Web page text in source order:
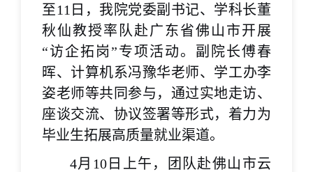
至11日，我院党委副书记、学科长董
秋仙教授率队赴广东省佛山市开展
“访企拓岗”专项活动。副院长傅春
晖、计算机系冯豫华老师、学工办李
姿老师等共同参与，通过实地走访、
座谈交流、协议签署等形式，着力为
毕业生拓展高质量就业渠道。
4月10日上午，团队赴佛山市云